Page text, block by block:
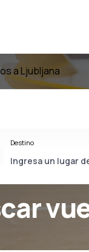
a Ljubljana
Destino